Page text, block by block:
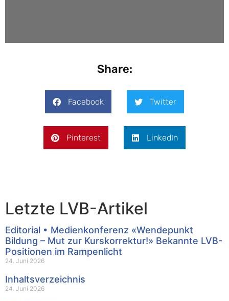
Share:
Facebook Twitter
Pinterest LinkedIn
Letzte LVB-Artikel
Editorial • Medienkonferenz «Wendepunkt
Bildung – Mut zur Kurskorrektur!» Bekannte LVB-
Positionen im Rampenlicht
24. Juni 2026
Inhaltsverzeichnis
24. Juni 2026